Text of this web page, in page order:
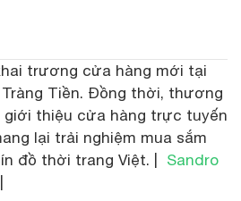
trương cửa hàng mới tại
Tràng Tiền. Đồng thời, thương
giới thiệu cửa hàng trực tuyến
lại trải nghiệm mua sắm
đồ thời trang Việt. | Sandro